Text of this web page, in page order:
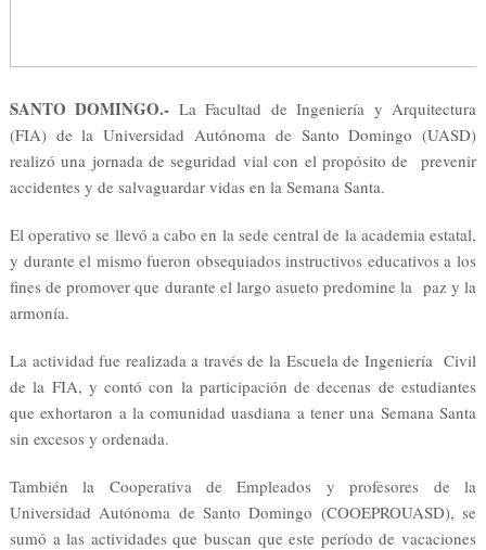
SANTO DOMINGO.- La Facultad de Ingeniería y Arquitectura
(FIA) de la Universidad Autónoma de Santo Domingo (UASD)
realizó una jornada de seguridad vial con el propósito de prevenir
accidentes y de salvaguardar vidas en la Semana Santa.
El operativo se llevó a cabo en la sede central de la academia estatal,
y durante el mismo fueron obsequiados instructivos educativos a los
fines de promover que durante el largo asueto predomine la paz y la
armonía.
La actividad fue realizada a través de la Escuela de Ingeniería Civil
de la FIA, y contó con la participación de decenas de estudiantes
que exhortaron a la comunidad uasdiana a tener una Semana Santa
sin excesos y ordenada.
También la Cooperativa de Empleados y profesores de la
Universidad Autónoma de Santo Domingo (COOEPROUASD), se
sumó a las actividades que buscan que este período de vacaciones